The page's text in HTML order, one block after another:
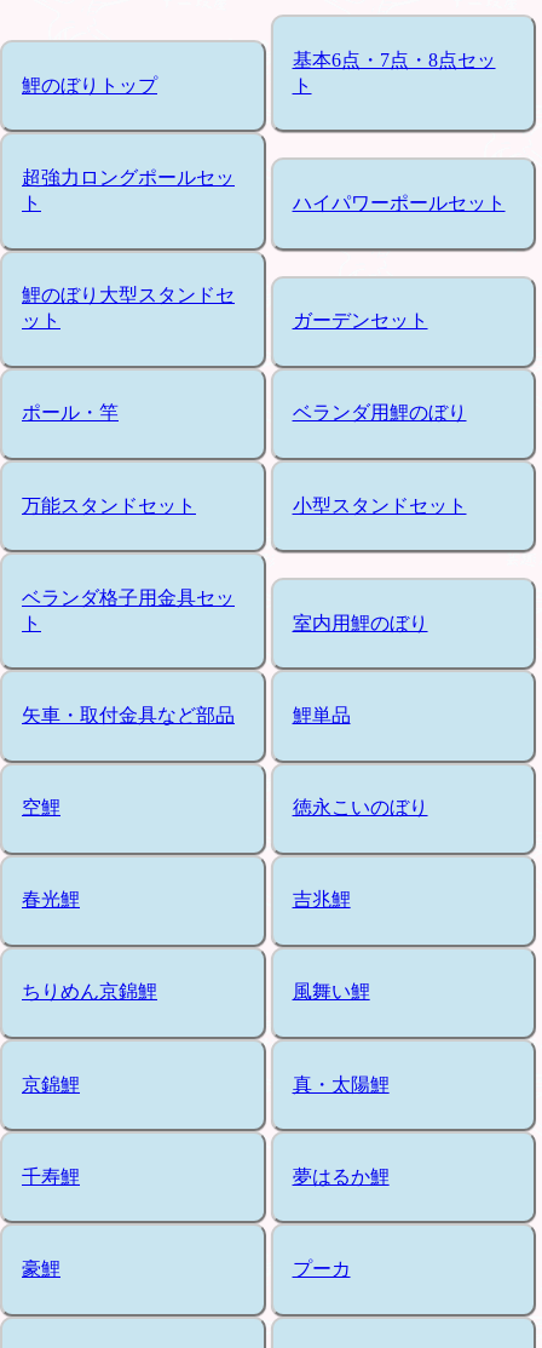
鯉のぼりトップ
基本6点・7点・8点セッ
ト
超強力ロングポールセッ
ト
ハイパワーポールセット
鯉のぼり大型スタンドセ
ット
ガーデンセット
ポール・竿 ベランダ用鯉のぼり
万能スタンドセット 小型スタンドセット
ベランダ格子用金具セッ
ト
室内用鯉のぼり
矢車・取付金具など部品 鯉単品
空鯉 徳永こいのぼり
春光鯉 吉兆鯉
ちりめん京錦鯉 風舞い鯉
京錦鯉 真・太陽鯉
千寿鯉 夢はるか鯉
豪鯉 プーカ